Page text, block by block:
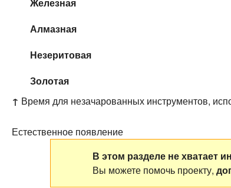
Алмазная
Незеритовая
Золотая
↑ Время для незачарованных инструментов,
Естественное появление
В этом разделе не хватает
Вы можете помочь проекту,